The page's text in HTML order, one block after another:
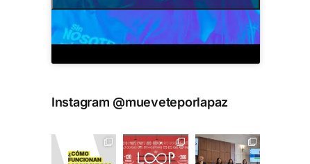
Instagram @mueveteporlapaz